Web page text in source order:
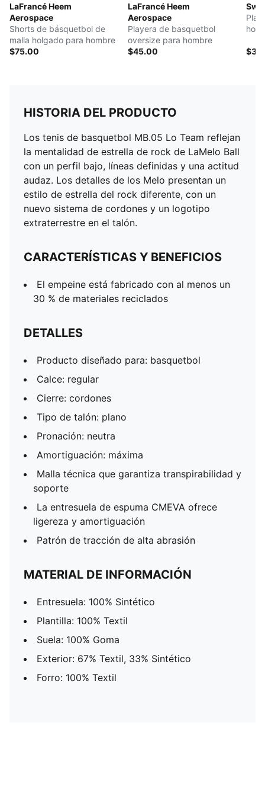
LaFrancé Heem
Aerospace
Shorts de básquetbol de
malla holgado para hombre
$75.00
LaFrancé Heem
Aerospace
Playera de basquetbol
oversize para hombre
$45.00
HISTORIA DEL PRODUCTO
Los tenis de basquetbol MB.05 Lo Team reflejan
la mentalidad de estrella de rock de LaMelo Ball
con un perfil bajo, líneas definidas y una actitud
audaz. Los detalles de los Melo presentan un
estilo de estrella del rock diferente, con un
nuevo sistema de cordones y un logotipo
extraterrestre en el talón.
CARACTERÍSTICAS Y BENEFICIOS
El empeine está fabricado con al menos un
30 % de materiales reciclados
DETALLES
Producto diseñado para: basquetbol
Calce: regular
Cierre: cordones
Tipo de talón: plano
Pronación: neutra
Amortiguación: máxima
Malla técnica que garantiza transpirabilidad y
soporte
La entresuela de espuma CMEVA ofrece
ligereza y amortiguación
Patrón de tracción de alta abrasión
MATERIAL DE INFORMACIÓN
Entresuela: 100% Sintético
Plantilla: 100% Textil
Suela: 100% Goma
Exterior: 67% Textil, 33% Sintético
Forro: 100% Textil